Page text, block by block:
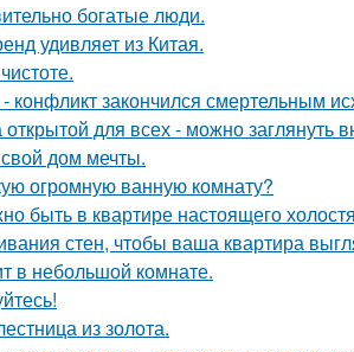
богатые люди.
удивляет из Китая.
конфликт закончился смертельным
для всех - можно заглянуть
дом мечты.
огромную ванную комнату?
быть в квартире настоящего
стен, чтобы ваша квартира
в небольшой комнате.
из золота.